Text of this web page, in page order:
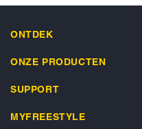
ONTDEK
ONZE PRODUCTEN
SUPPORT
MYFREESTYLE